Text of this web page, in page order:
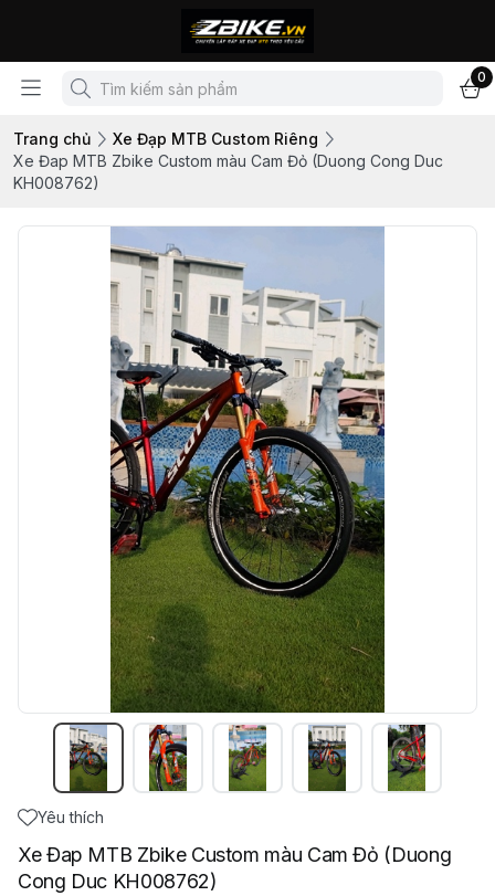
0
Trang chủ
Xe Đạp MTB Custom Riêng
Xe Đap MTB Zbike Custom màu Cam Đỏ (Duong Cong Duc
KH008762)
Yêu thích
Xe Đap MTB Zbike Custom màu Cam Đỏ (Duong
Cong Duc KH008762)